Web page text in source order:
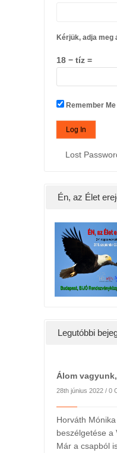
Kérjük, adja meg
18 − tíz =
Remember Me
Lost
Én, az Élet
Legutóbbi
Álom
28th június 2022 / 0
Horváth
beszélgetése a
Már a csapból